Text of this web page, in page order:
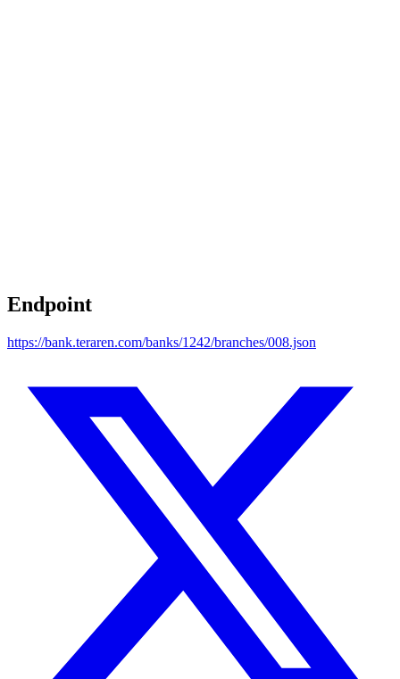
Endpoint
https://bank.teraren.com/banks/1242/branches/008.json